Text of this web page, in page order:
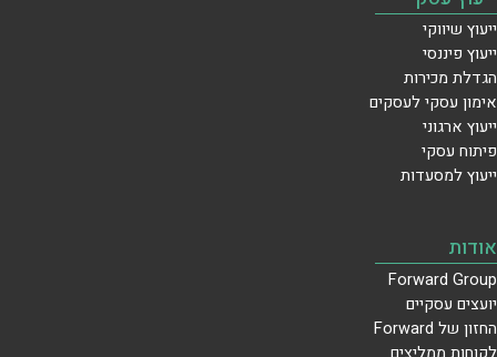
ייעוץ שיווקי
ייעוץ פיננסי
הגדלת מכירות
אימון עסקי לעסקים
ייעוץ ארגוני
פיתוח עסקי
ייעוץ למסעדות
אודות
Forward Group
יועצים עסקיים
החזון של Forward